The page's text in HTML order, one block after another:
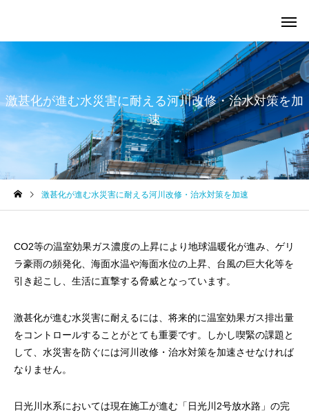
激甚化が進む水災害に耐える河川改修・治水対策を加
速
激甚化が進む水災害に耐える河川改修・治水対策を加速
CO2等の温室効果ガス濃度の上昇により地球温暖化が進み、ゲリ
ラ豪雨の頻発化、海面水温や海面水位の上昇、台風の巨大化等を
引き起こし、生活に直撃する脅威となっています。
激甚化が進む水災害に耐えるには、将来的に温室効果ガス排出量
をコントロールすることがとても重要です。しかし喫緊の課題と
して、水災害を防ぐには河川改修・治水対策を加速させなければ
なりません。
日光川水系においては現在施工が進む「日光川2号放水路」の完